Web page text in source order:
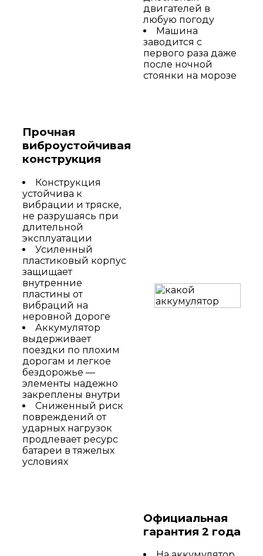
двигателей в
любую погоду
Машина
заводится с
первого раза даже
после ночной
стоянки на морозе
Прочная
виброустойчивая
конструкция
Конструкция
устойчива к
вибрации и тряске,
не разрушаясь при
длительной
эксплуатации
Усиленный
пластиковый корпус
защищает
внутренние
пластины от
вибраций на
неровной дороге
Аккумулятор
выдерживает
поездки по плохим
дорогам и легкое
бездорожье —
элементы надежно
закреплены внутри
Сниженный риск
повреждений от
ударных нагрузок
продлевает ресурс
батареи в тяжелых
условиях
Официальная
гарантия 2 года